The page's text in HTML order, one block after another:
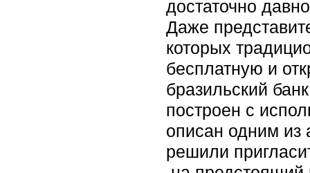
достаточно
Даже
которых
бесплатную и
бразильский
построен с
описан одним из
решили